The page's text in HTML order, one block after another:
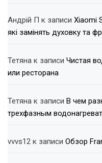
Андрій П к записи Xiaomi
які замінять духовку та
Тетяна к записи Чистая
или ресторана
Тетяна к записи В чем
трехфазным
vvvs12 к записи Обзор